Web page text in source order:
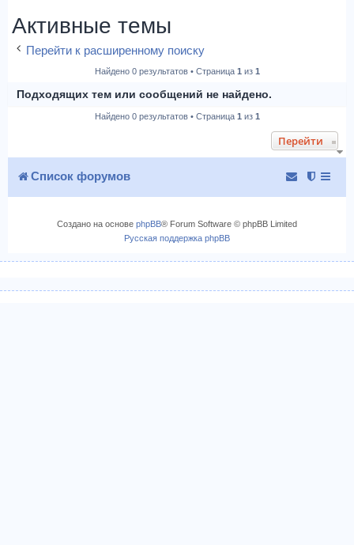
Активные темы
Перейти к расширенному поиску
Найдено 0 результатов • Страница 1 из 1
Подходящих тем или сообщений не найдено.
Найдено 0 результатов • Страница 1 из 1
Перейти
Список форумов
Создано на основе phpBB® Forum Software © phpBB Limited
Русская поддержка phpBB